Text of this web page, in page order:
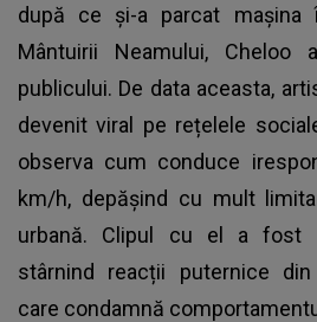
după ce și-a parcat mașina
Mântuirii Neamului, Cheloo
publicului. De data aceasta,
devenit viral pe rețelele
observa cum conduce
km/h, depășind cu mult
urbană. Clipul cu el a fost
stârnind reacții puternice din
care condamnă